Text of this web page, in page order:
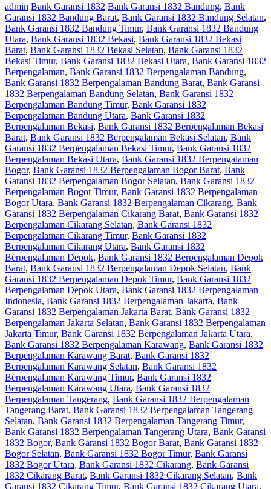
admin Bank Garansi 1832 Bank Garansi 1832 Bandung, Bank
Garansi 1832 Bandung Barat, Bank Garansi 1832 Bandung Selatan,
Bank Garansi 1832 Bandung Timur, Bank Garansi 1832 Bandung
Utara, Bank Garansi 1832 Bekasi, Bank Garansi 1832 Bekasi
Barat, Bank Garansi 1832 Bekasi Selatan, Bank Garansi 1832
Bekasi Timur, Bank Garansi 1832 Bekasi Utara, Bank Garansi 1832
Berpengalaman, Bank Garansi 1832 Berpengalaman Bandung,
Bank Garansi 1832 Berpengalaman Bandung Barat, Bank Garansi
1832 Berpengalaman Bandung Selatan, Bank Garansi 1832
Berpengalaman Bandung Timur, Bank Garansi 1832
Berpengalaman Bandung Utara, Bank Garansi 1832
Berpengalaman Bekasi, Bank Garansi 1832 Berpengalaman Bekasi
Barat, Bank Garansi 1832 Berpengalaman Bekasi Selatan, Bank
Garansi 1832 Berpengalaman Bekasi Timur, Bank Garansi 1832
Berpengalaman Bekasi Utara, Bank Garansi 1832 Berpengalaman
Bogor, Bank Garansi 1832 Berpengalaman Bogor Barat, Bank
Garansi 1832 Berpengalaman Bogor Selatan, Bank Garansi 1832
Berpengalaman Bogor Timur, Bank Garansi 1832 Berpengalaman
Bogor Utara, Bank Garansi 1832 Berpengalaman Cikarang, Bank
Garansi 1832 Berpengalaman Cikarang Barat, Bank Garansi 1832
Berpengalaman Cikarang Selatan, Bank Garansi 1832
Berpengalaman Cikarang Timur, Bank Garansi 1832
Berpengalaman Cikarang Utara, Bank Garansi 1832
Berpengalaman Depok, Bank Garansi 1832 Berpengalaman Depok
Barat, Bank Garansi 1832 Berpengalaman Depok Selatan, Bank
Garansi 1832 Berpengalaman Depok Timur, Bank Garansi 1832
Berpengalaman Depok Utara, Bank Garansi 1832 Berpengalaman
Indonesia, Bank Garansi 1832 Berpengalaman Jakarta, Bank
Garansi 1832 Berpengalaman Jakarta Barat, Bank Garansi 1832
Berpengalaman Jakarta Selatan, Bank Garansi 1832 Berpengalaman
Jakarta Timur, Bank Garansi 1832 Berpengalaman Jakarta Utara,
Bank Garansi 1832 Berpengalaman Karawang, Bank Garansi 1832
Berpengalaman Karawang Barat, Bank Garansi 1832
Berpengalaman Karawang Selatan, Bank Garansi 1832
Berpengalaman Karawang Timur, Bank Garansi 1832
Berpengalaman Karawang Utara, Bank Garansi 1832
Berpengalaman Tangerang, Bank Garansi 1832 Berpengalaman
Tangerang Barat, Bank Garansi 1832 Berpengalaman Tangerang
Selatan, Bank Garansi 1832 Berpengalaman Tangerang Timur,
Bank Garansi 1832 Berpengalaman Tangerang Utara, Bank Garansi
1832 Bogor, Bank Garansi 1832 Bogor Barat, Bank Garansi 1832
Bogor Selatan, Bank Garansi 1832 Bogor Timur, Bank Garansi
1832 Bogor Utara, Bank Garansi 1832 Cikarang, Bank Garansi
1832 Cikarang Barat, Bank Garansi 1832 Cikarang Selatan, Bank
Garansi 1832 Cikarang Timur, Bank Garansi 1832 Cikarang Utara,